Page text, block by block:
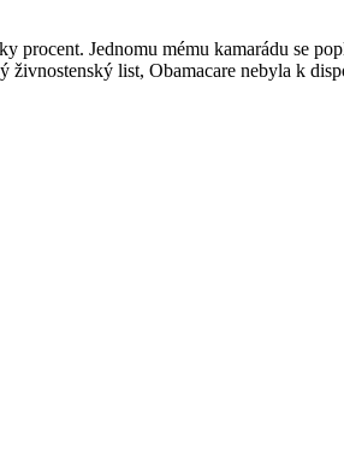
procent. Jednomu mému kamarádu se
list, Obamacare nebyla k